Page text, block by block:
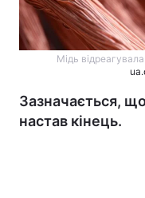
Мідь
Зазначається,
настав кінець.